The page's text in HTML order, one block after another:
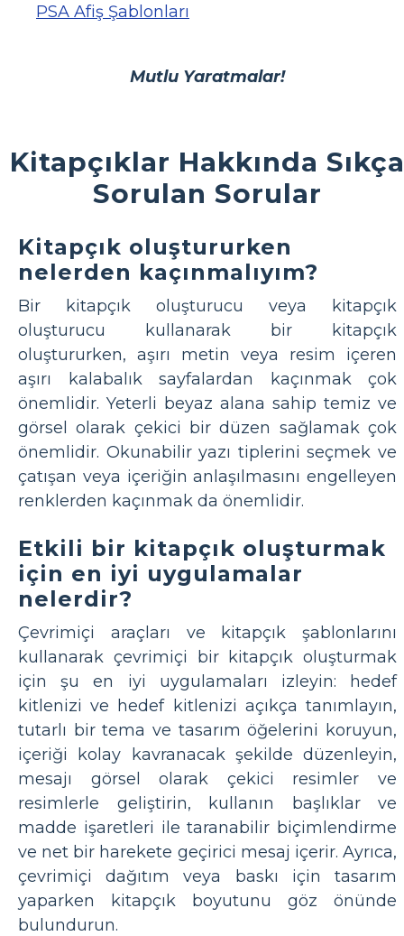
PSA Afiş Şablonları
Mutlu Yaratmalar!
Kitapçıklar Hakkında Sıkça
Sorulan Sorular
Kitapçık oluştururken
nelerden kaçınmalıyım?
Bir kitapçık oluşturucu veya kitapçık
oluşturucu kullanarak bir kitapçık
oluştururken, aşırı metin veya resim içeren
aşırı kalabalık sayfalardan kaçınmak çok
önemlidir. Yeterli beyaz alana sahip temiz ve
görsel olarak çekici bir düzen sağlamak çok
önemlidir. Okunabilir yazı tiplerini seçmek ve
çatışan veya içeriğin anlaşılmasını engelleyen
renklerden kaçınmak da önemlidir.
Etkili bir kitapçık oluşturmak
için en iyi uygulamalar
nelerdir?
Çevrimiçi araçları ve kitapçık şablonlarını
kullanarak çevrimiçi bir kitapçık oluşturmak
için şu en iyi uygulamaları izleyin: hedef
kitlenizi ve hedef kitlenizi açıkça tanımlayın,
tutarlı bir tema ve tasarım öğelerini koruyun,
içeriği kolay kavranacak şekilde düzenleyin,
mesajı görsel olarak çekici resimler ve
resimlerle geliştirin, kullanın başlıklar ve
madde işaretleri ile taranabilir biçimlendirme
ve net bir harekete geçirici mesaj içerir. Ayrıca,
çevrimiçi dağıtım veya baskı için tasarım
yaparken kitapçık boyutunu göz önünde
bulundurun.